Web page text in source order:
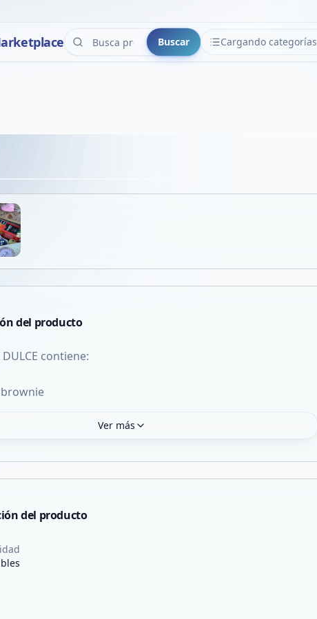
Buscar Cargando categorías
CATEGORÍAS
del producto
contiene:
Ver más
del producto